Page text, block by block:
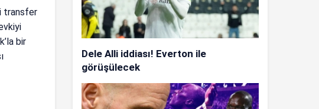
transfer
bir
Dele Alli iddiası! Everton ile
görüşülecek